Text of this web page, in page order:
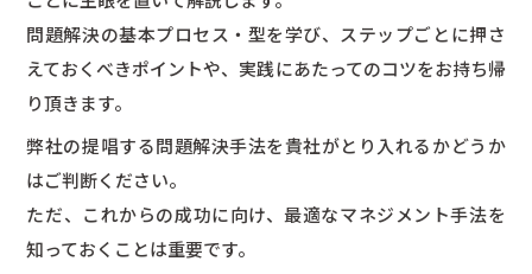
問題解決の基本プロセス・型を学び、ステップごとに押さ
えておくべきポイントや、実践にあたってのコツをお持ち帰
り頂きます。
弊社の提唱する問題解決手法を貴社がとり入れるかどうか
はご判断ください。
ただ、これからの成功に向け、最適なマネジメント手法を
知っておくことは重要です。